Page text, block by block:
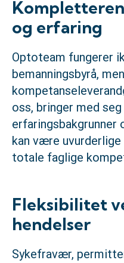
og erfaring
Optoteam fungerer
bemanningsbyrå,
oss, bringer med
erfaringsbakgrunner
kan være
totale faglige
Fleksibilitet
hendelser
Sykefravær,